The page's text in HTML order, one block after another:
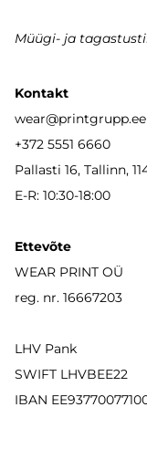
Müügi- ja
Kontakt
wear@printgrupp.ee
+372 5551 6660
Pallasti 16, Tallinn,
E-R: 10:30-18:00
Ettevõte
WEAR PRINT OÜ
reg. nr. 16667203
LHV Pank
SWIFT LHVBEE22
IBAN